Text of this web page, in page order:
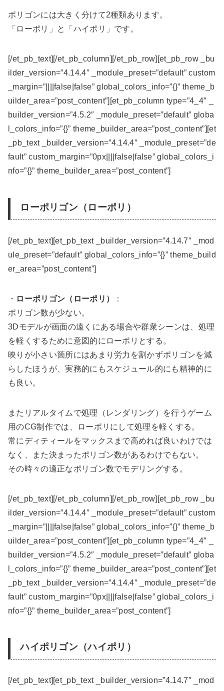
ポリゴンには大きく分けて2種類あります。
「ローポリ」と「ハイポリ」です。
[/et_pb_text][/et_pb_column][/et_pb_row][et_pb_row _bu
ilder_version=”4.14.4″ _module_preset=”default” custom
_margin=”||||false|false” global_colors_info=”{}” theme_b
uilder_area=”post_content”][et_pb_column type=”4_4″ _
builder_version=”4.5.2″ _module_preset=”default” globa
l_colors_info=”{}” theme_builder_area=”post_content”][et
_pb_text _builder_version=”4.14.4″ _module_preset=”de
fault” custom_margin=”0px||||false|false” global_colors_i
nfo=”{}” theme_builder_area=”post_content”]
ローポリゴン（ローポリ）
[/et_pb_text][et_pb_text _builder_version=”4.14.7″ _mod
ule_preset=”default” global_colors_info=”{}” theme_build
er_area=”post_content”]
・ ローポリゴン（ローポリ）
：
ポリゴン数が少ない。
3Dモデルが画面の遠くにある場合や群衆シーンは、処理
を軽くするために意図的にローポリとする。
映りが小さい箇所にはあまり労力を割かずポリゴンを減
らしたほうが、実務的にもスケジュール的にも精神的に
も良い。
またリアルタイムで処理（レンダリング）を行うゲーム
用のCG制作では、ローポリにして処理を軽くする。
常にディティールをマックスまで高めれば良いわけでは
なく、また決まったポリゴン数があるわけでもない。
その時々の適正なポリゴン数でモデリングする。
[/et_pb_text][/et_pb_column][/et_pb_row][et_pb_row _bu
ilder_version=”4.14.4″ _module_preset=”default” custom
_margin=”||||false|false” global_colors_info=”{}” theme_b
uilder_area=”post_content”][et_pb_column type=”4_4″ _
builder_version=”4.5.2″ _module_preset=”default” globa
l_colors_info=”{}” theme_builder_area=”post_content”][et
_pb_text _builder_version=”4.14.4″ _module_preset=”de
fault” custom_margin=”0px||||false|false” global_colors_i
nfo=”{}” theme_builder_area=”post_content”]
ハイポリゴン（ハイポリ）
[/et_pb_text][et_pb_text _builder_version=”4.14.7″ _mod